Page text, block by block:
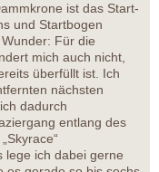
ist das Start-
und Startbogen
Für die
mich auch nicht,
überfüllt ist. Ich
nächsten
dadurch
entlang des
lege ich dabei gerne